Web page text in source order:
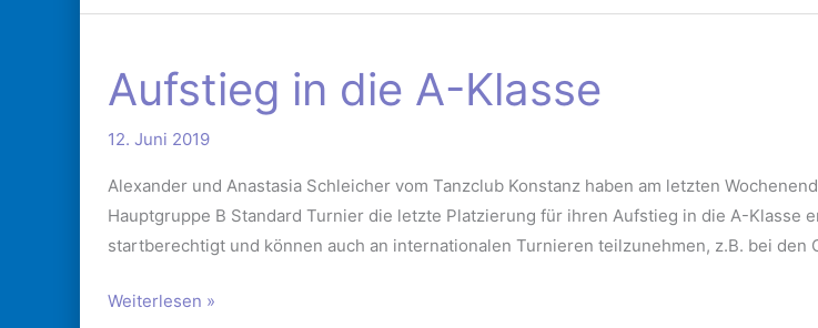
Aufstieg in die A-Klasse
12. Juni 2019
Alexander und Anastasia Schleicher vom Tanzclub Konstanz haben am letzten
Hauptgruppe B Standard Turnier die letzte Platzierung für ihren Aufstieg in die A-
startberechtigt und können auch an internationalen Turnieren teilzunehmen, z.B. bei den
in
die
A-
Weiterlesen »